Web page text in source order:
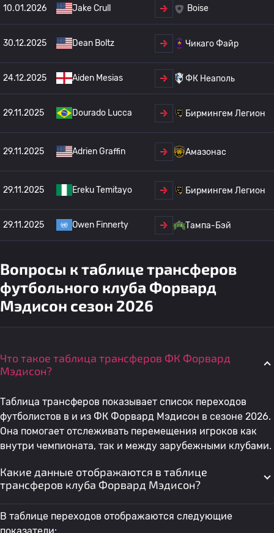
10.01.2026 Jake Crull Boise
30.12.2025 Dean Boltz Чикаго Файр
24.12.2025 Aiden Mesias ФК Неаполь
29.11.2025 Dourado Lucca Бирмингем Легион
29.11.2025 Adrien Graffin Амазонас
29.11.2025 Ereku Temitayo Бирмингем Легион
29.11.2025 Owen Finnerty Тампа-Бэй
Вопросы к таблице трансферов
футбольного клуба Форвард
Мэдисон сезон 2026
Что такое таблица трансферов ФК Форвард
Мэдисон?
Таблица трансферов показывает список переходов
футболистов в и из ФК Форвард Мэдисон в сезоне 2026.
Она помогает отслеживать перемещения игроков как
внутри чемпионата, так и между зарубежными клубами.
Какие данные отображаются в таблице
трансферов клуба Форвард Мэдисон?
В таблице переходов отображаются следующие